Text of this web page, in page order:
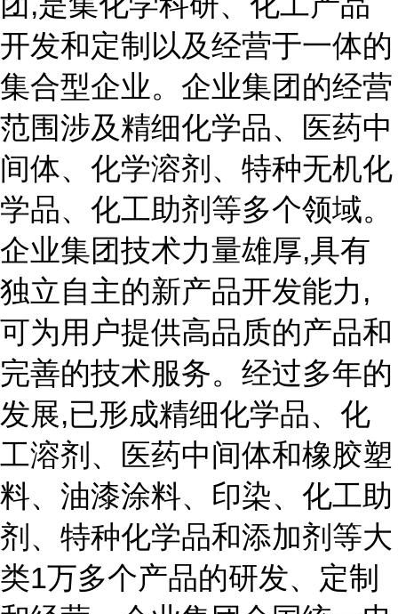
开发和定制以及经营于一体的
集合型企业。企业集团的经营
范围涉及精细化学品、医药中
间体、化学溶剂、特种无机化
学品、化工助剂等多个领域。
企业集团技术力量雄厚,具有
独立自主的新产品开发能力,
可为用户提供高品质的产品和
完善的技术服务。经过多年的
发展,已形成精细化学品、化
工溶剂、医药中间体和橡胶塑
料、油漆涂料、印染、化工助
剂、特种化学品和添加剂等大
类1万多个产品的研发、定制